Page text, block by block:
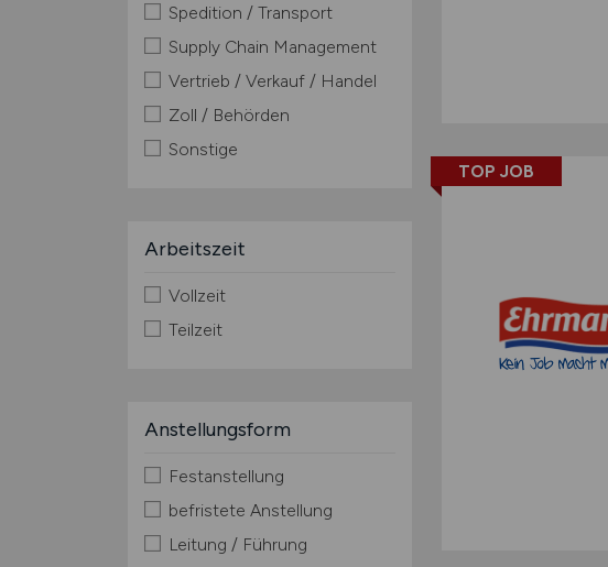
Spedition / Transport
Supply Chain Management
Vertrieb / Verkauf / Handel
Zoll / Behörden
Sonstige
Arbeitszeit
Vollzeit
Teilzeit
Anstellungsform
Festanstellung
befristete Anstellung
Leitung / Führung
TOP JOB